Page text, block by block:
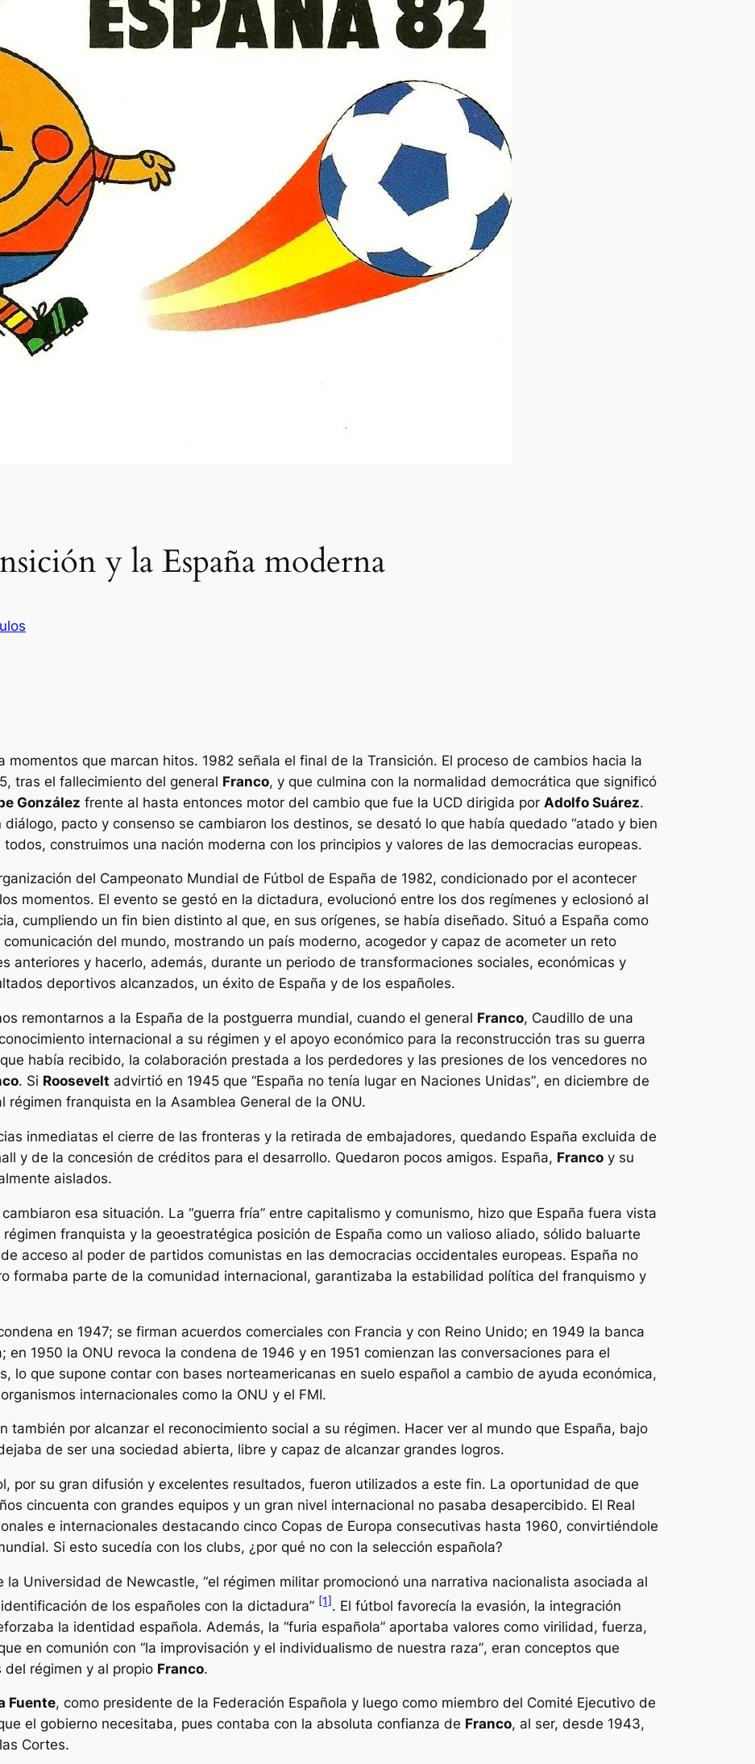
y la España moderna
momentos que marcan hitos. 1982 señala el final de la Transición. El proceso de cambios hacia la
tras el fallecimiento del general Franco, y que culmina con la normalidad democrática que significó
González frente al hasta entonces motor del cambio que fue la UCD dirigida por Adolfo Suárez.
pacto y consenso se cambiaron los destinos, se desató lo que había quedado “atado y bien
construimos una nación moderna con los principios y valores de las democracias europeas.
del Campeonato Mundial de Fútbol de España de 1982, condicionado por el acontecer
momentos. El evento se gestó en la dictadura, evolucionó entre los dos regímenes y eclosionó al
cumpliendo un fin bien distinto al que, en sus orígenes, se había diseñado. Situó a España como
del mundo, mostrando un país moderno, acogedor y capaz de acometer un reto
anteriores y hacerlo, además, durante un periodo de transformaciones sociales, económicas y
deportivos alcanzados, un éxito de España y de los españoles.
remontarnos a la España de la postguerra mundial, cuando el general Franco, Caudillo de una
internacional a su régimen y el apoyo económico para la reconstrucción tras su guerra
había recibido, la colaboración prestada a los perdedores y las presiones de los vencedores no
. Si Roosevelt advirtió en 1945 que “España no tenía lugar en Naciones Unidas”, en diciembre de
régimen franquista en la Asamblea General de la ONU.
inmediatas el cierre de las fronteras y la retirada de embajadores, quedando España excluida de
y de la concesión de créditos para el desarrollo. Quedaron pocos amigos. España, Franco y su
aislados.
esa situación. La “guerra fría” entre capitalismo y comunismo, hizo que España fuera vista
franquista y la geoestratégica posición de España como un valioso aliado, sólido baluarte
acceso al poder de partidos comunistas en las democracias occidentales europeas. España no
formaba parte de la comunidad internacional, garantizaba la estabilidad política del franquismo y
en 1947; se firman acuerdos comerciales con Francia y con Reino Unido; en 1949 la banca
en 1950 la ONU revoca la condena de 1946 y en 1951 comienzan las conversaciones para el
lo que supone contar con bases norteamericanas en suelo español a cambio de ayuda económica,
internacionales como la ONU y el FMI.
también por alcanzar el reconocimiento social a su régimen. Hacer ver al mundo que España, bajo
de ser una sociedad abierta, libre y capaz de alcanzar grandes logros.
por su gran difusión y excelentes resultados, fueron utilizados a este fin. La oportunidad de que
cincuenta con grandes equipos y un gran nivel internacional no pasaba desapercibido. El Real
e internacionales destacando cinco Copas de Europa consecutivas hasta 1960, convirtiéndole
Si esto sucedía con los clubs, ¿por qué no con la selección española?
la Universidad de Newcastle, “el régimen militar promocionó una narrativa nacionalista asociada al
de los españoles con la dictadura” [1]. El fútbol favorecía la evasión, la integración
la identidad española. Además, la “furia española” aportaba valores como virilidad, fuerza,
en comunión con “la improvisación y el individualismo de nuestra raza”, eran conceptos que
régimen y al propio Franco.
Fuente, como presidente de la Federación Española y luego como miembro del Comité Ejecutivo de
el gobierno necesitaba, pues contaba con la absoluta confianza de Franco, al ser, desde 1943,
Cortes.